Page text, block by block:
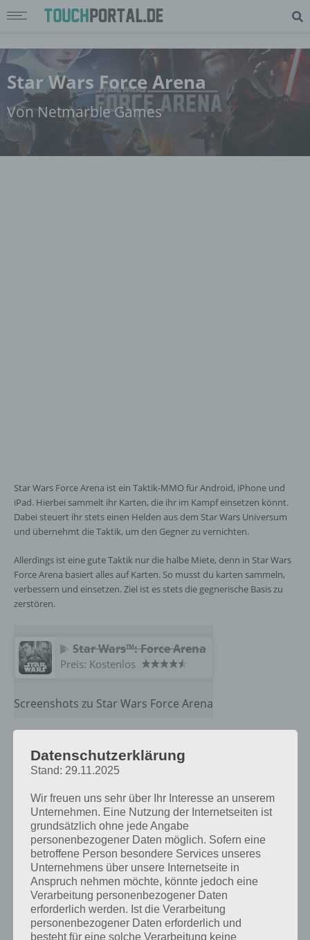
Star Wars Force Arena
Von Netmarble Games
Star Wars Force Arena ist ein Taktik-MMO für Android, iPhone und
iPad. Hierbei sammelt ihr Karten, die ihr im Kampf einsetzen könnt.
Dabei steuert ihr stets einen Helden aus dem Star Wars Universum
und übernehmt die Taktik, um den Gegner zu vernichten.
Allerdings ist eine gute Taktik nur die halbe Miete, denn in Star Wars
Force Arena basiert alles auf Karten. So musst du karten sammeln,
verbessern und einsetzen. Ziel ist es stets die gegnerische Basis zu
zerstören.
Star Wars™: Force Arena
Preis: Kostenlos
Screenshots zu Star Wars Force Arena
Spieler können sich dabei auch in Gilden zusammenschließen, um
sich gegenseitig zu unterstützen. In Kämpfen geht es nicht nur gegen
den Computer zur Sache, sondern in Echtzeit auch gegen andere
Spieler auf der ganzen Welt. Für Siege gibt es bei Star Wars Force
Arena Belohnungen und der Aufstieg in der Bestenliste.
Weitere Informationen zu Star Wars
Force Arena
Bei Star Wars Force Arena handelt es sich um eine Karten Spiele App,
welche von Netmarble Games veröffentlicht worden ist.
Datenschutzerklärung
Stand: 29.11.2025
Wir freuen uns sehr über Ihr Interesse an unserem
Unternehmen. Eine Nutzung der Internetseiten ist
grundsätzlich ohne jede Angabe
personenbezogener Daten möglich. Sofern eine
betroffene Person besondere Services unseres
Unternehmens über unsere Internetseite in
Anspruch nehmen möchte, könnte jedoch eine
Verarbeitung personenbezogener Daten
erforderlich werden. Ist die Verarbeitung
personenbezogener Daten erforderlich und
besteht für eine solche Verarbeitung keine